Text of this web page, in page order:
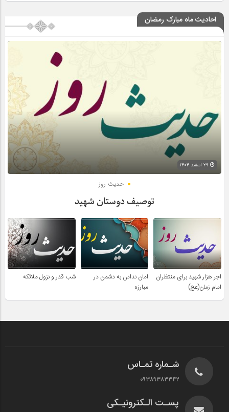
احادیث ماه مبارک رمضان
حدیث روز
توصیف دوستان شهید
اجر هزار شهید برای منتظران
امام زمان(عج)
امان ندادن به دشمن در
مبارزه
شب قدر و نزول ملائکه
شـماره تمـاس
۰۹۳۸۹۳۸۳۳۴۲
پسـت الـکترونیـکی